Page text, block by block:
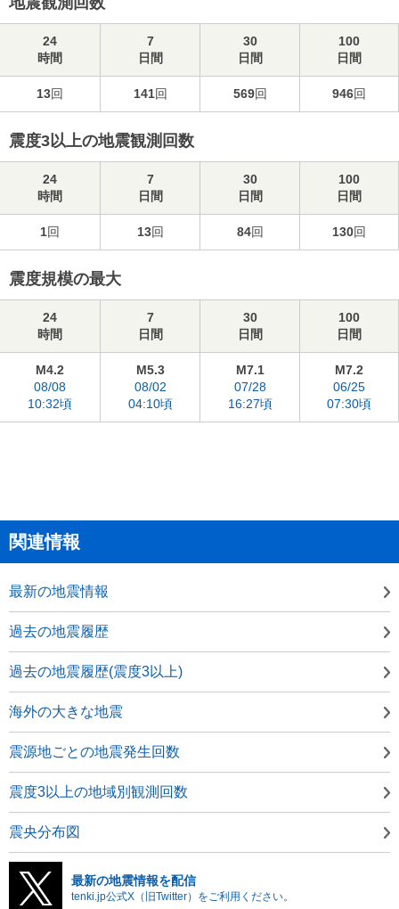
24
時間
7
日間
30
日間
100
日間
13回 141回 569回 946回
震度3以上の地震観測回数
24
時間
7
日間
30
日間
100
日間
1回 13回 84回 130回
震度規模の最大
24
時間
7
日間
30
日間
100
日間
M4.2
08/08
10:32頃
M5.3
08/02
04:10頃
M7.1
07/28
16:27頃
M7.2
06/25
07:30頃
関連情報
最新の地震情報
過去の地震履歴
過去の地震履歴(震度3以上)
海外の大きな地震
震源地ごとの地震発生回数
震度3以上の地域別観測回数
震央分布図
最新の地震情報を配信
tenki.jp公式X（旧Twitter）をご利用ください。